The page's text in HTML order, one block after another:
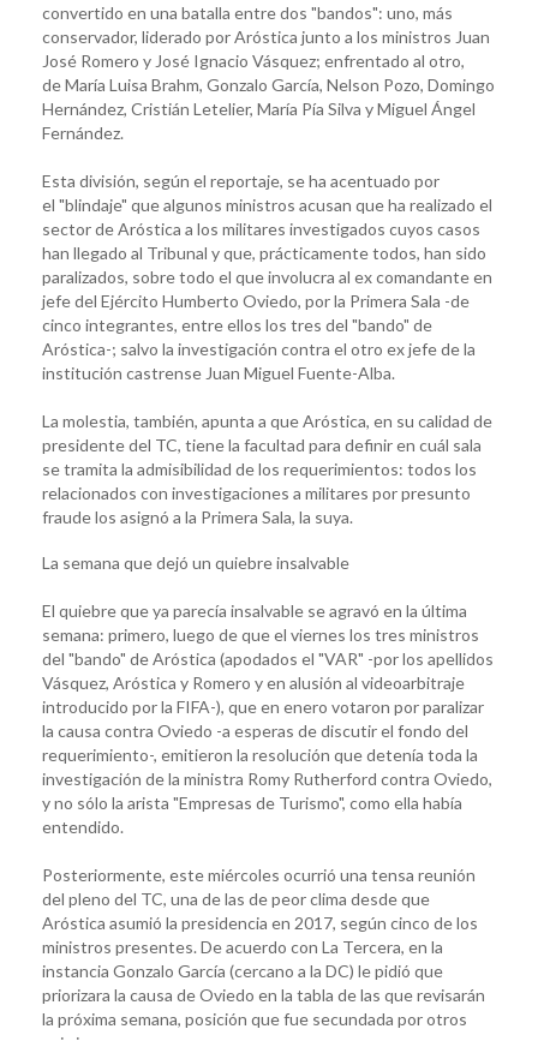
convertido en una batalla entre dos "bandos": uno, más
conservador, liderado por Aróstica junto a los ministros Juan
José Romero y José Ignacio Vásquez; enfrentado al otro,
de María Luisa Brahm, Gonzalo García, Nelson Pozo, Domingo
Hernández, Cristián Letelier, María Pía Silva y Miguel Ángel
Fernández.
Esta división, según el reportaje, se ha acentuado por
el "blindaje" que algunos ministros acusan que ha realizado el
sector de Aróstica a los militares investigados cuyos casos
han llegado al Tribunal y que, prácticamente todos, han sido
paralizados, sobre todo el que involucra al ex comandante en
jefe del Ejército Humberto Oviedo, por la Primera Sala -de
cinco integrantes, entre ellos los tres del "bando" de
Aróstica-; salvo la investigación contra el otro ex jefe de la
institución castrense Juan Miguel Fuente-Alba.
La molestia, también, apunta a que Aróstica, en su calidad de
presidente del TC, tiene la facultad para definir en cuál sala
se tramita la admisibilidad de los requerimientos: todos los
relacionados con investigaciones a militares por presunto
fraude los asignó a la Primera Sala, la suya.
La semana que dejó un quiebre insalvable
El quiebre que ya parecía insalvable se agravó en la última
semana: primero, luego de que el viernes los tres ministros
del "bando" de Aróstica (apodados el "VAR" -por los apellidos
Vásquez, Aróstica y Romero y en alusión al videoarbitraje
introducido por la FIFA-), que en enero votaron por paralizar
la causa contra Oviedo -a esperas de discutir el fondo del
requerimiento-, emitieron la resolución que detenía toda la
investigación de la ministra Romy Rutherford contra Oviedo,
y no sólo la arista "Empresas de Turismo", como ella había
entendido.
Posteriormente, este miércoles ocurrió una tensa reunión
del pleno del TC, una de las de peor clima desde que
Aróstica asumió la presidencia en 2017, según cinco de los
ministros presentes. De acuerdo con La Tercera, en la
instancia Gonzalo García (cercano a la DC) le pidió que
priorizara la causa de Oviedo en la tabla de las que revisarán
la próxima semana, posición que fue secundada por otros